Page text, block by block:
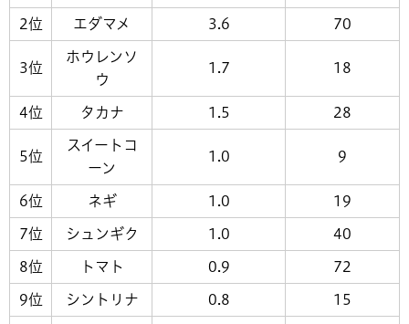
2位 エダマメ 3.6 70
3位
ホウレンソ
ウ
1.7 18
4位 タカナ 1.5 28
5位
スイートコ
ーン
1.0 9
6位 ネギ 1.0 19
7位 シュンギク 1.0 40
8位 トマト 0.9 72
9位 シントリナ 0.8 15